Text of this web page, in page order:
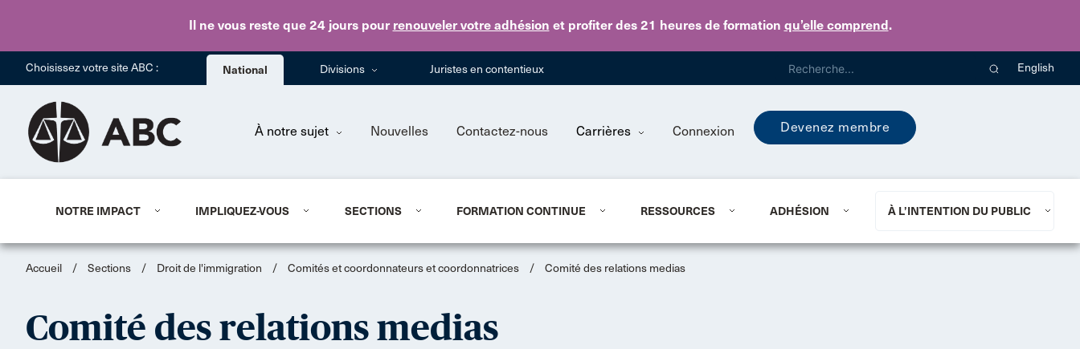
Il ne vous reste que 24 jourspour renouveler votre adhésion et profiter des 21 heures de formation qu’elle comprend.
Skip to main content
Choisissez votre site ABC : National Divisions Juristes en contentieux English
À notre sujet Nouvelles Contactez-nous Carrières Connexion Devenez membre
NOTRE IMPACT IMPLIQUEZ-VOUS SECTIONS FORMATION CONTINUE RESSOURCES ADHÉSION À L’INTENTION DU PUBLIC
Accueil / Sections / Droit de l'immigration / Comités et coordonnateurs et coordonnatrices / Comité des relations medias
Comité des relations medias